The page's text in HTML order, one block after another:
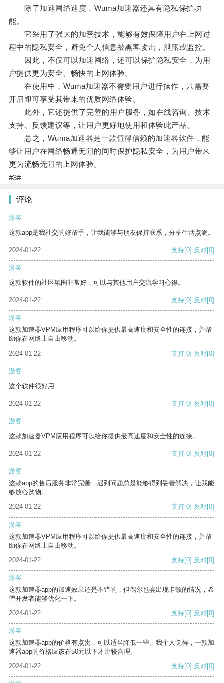
除了加速网络速度，Wuma加速器还具有隐私保护功
能。
它采用了强大的加密技术，能够有效保障用户在上网过
程中的隐私安全，避免个人信息被黑客攻击，泄露或监控。
因此，不仅可以加速网络，还可以保护隐私安全，为用
户提供更为安全、畅快的上网体验。
在使用中，Wuma加速器不需要用户进行操作，只需要
开启即可享受其带来的优质网络体验。
此外，它还提供了完善的用户服务，如在线咨询、技术
支持、反馈建议等，让用户更好地使用和体验此产品。
总之，Wuma加速器是一款值得信赖的加速器软件，能
够让用户在网络畅通无阻的同时保护隐私安全，为用户带来
更为流畅无阻的上网体验。
#3#
评论
游客
这款app是我社交的好帮手，让我能够与朋友保持联系，分享生活点滴。
2024-01-22 支持[0] 反对[0]
游客
这款软件的社区氛围非常好，可以与其他用户交流学习心得。
2024-01-22 支持[0] 反对[0]
游客
这款加速器VPM应用程序可以给你提供最高速度和安全性的连接，并帮
助你在网络上自由移动。
2024-01-22
支持[0] 反对[0]
游客
这个软件很好用
2024-01-22 支持[0] 反对[0]
游客
这款加速器VPM应用程序可以给你提供最高速度和安全性的连接。
2024-01-22 支持[0] 反对[0]
游客
这款app的售后服务非常完善，遇到问题总是能够得到妥善解决，让我能
够放心购物。
2024-01-22
支持[0] 反对[0]
游客
这款加速器VPM应用程序可以给你提供最高速度和安全性的连接，并帮
助你在网络上自由移动。
2024-01-22
支持[0] 反对[0]
游客
这款加速器app的加速效果还是不错的，但偶尔也会出现卡顿的情况，希
望开发者能够优化一下。
2024-01-22
支持[0] 反对[0]
游客
这款加速器app的价格有点贵，可以适当降低一些。我个人觉得，一款加
速器app的价格应该在50元以下才比较合理。
2024-01-22
支持[0] 反对[0]